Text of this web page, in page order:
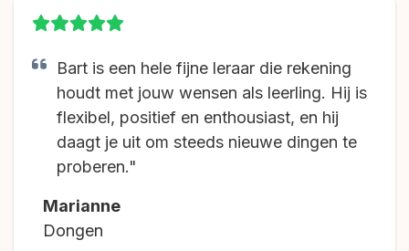
Bart is een hele fijne leraar die rekening
houdt met jouw wensen als leerling. Hij is
flexibel, positief en enthousiast, en hij
daagt je uit om steeds nieuwe dingen te
proberen."
Marianne
Dongen